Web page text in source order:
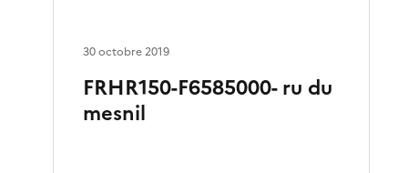
FRHR150-F6585000- ru du
mesnil
30 octobre 2019